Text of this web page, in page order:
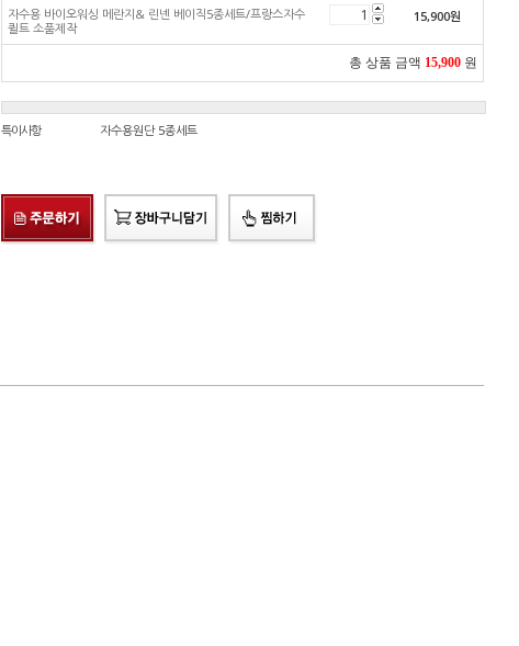
자수용 바이오워싱 메란지& 린넨 베이직5종세트/프랑스자수
퀼트 소품제작
15,900원
총 상품 금액 15,900 원
특이사항 자수용원단 5종세트